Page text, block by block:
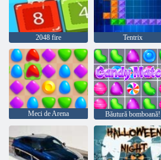
2048 fire Tentrix
Meci de Arena Băutură bomboană!